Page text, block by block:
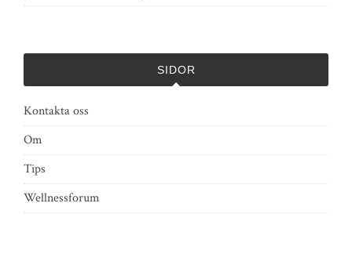
SIDOR
Kontakta oss
Om
Tips
Wellnessforum